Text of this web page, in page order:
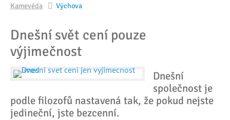
Kamevéda Výchova
Dnešní svět cení pouze
výjimečnost
Dnešní
společnost je
podle filozofů nastavená tak, že pokud nejste
jedineční, jste bezcenní.